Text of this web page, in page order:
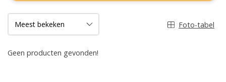
Foto-tabel
Geen producten gevonden!